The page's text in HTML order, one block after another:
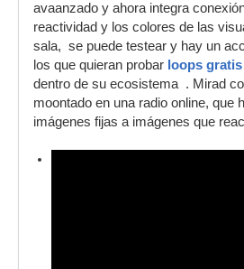
avaanzado y ahora integra
reactividad y los colores de las
sala, se puede testear y hay un
los que quieran probar loops
dentro de su ecosistema . Mirad
moontado en una radio online, que
imágenes fijas a imágenes que